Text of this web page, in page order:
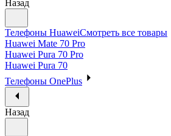
Назад
Телефоны HuaweiСмотреть все товары
Huawei Mate 70 Pro
Huawei Pura 70 Pro
Huawei Pura 70
Телефоны OnePlus
Назад